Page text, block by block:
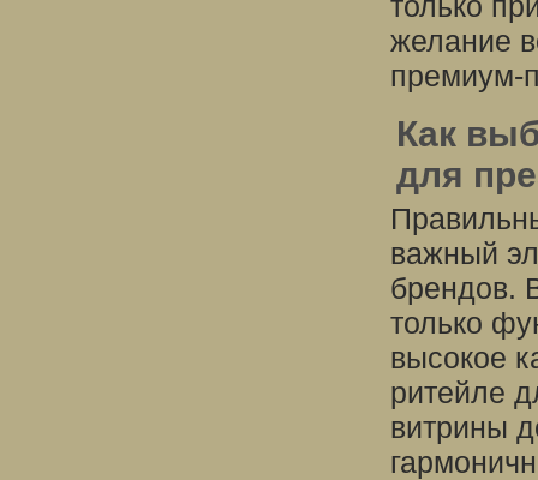
желание
премиум-
Как
для
важный
брендов.
только
высокое
ритейле
витрины